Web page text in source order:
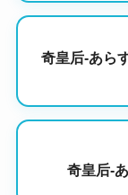
奇皇后-あら
奇皇后-